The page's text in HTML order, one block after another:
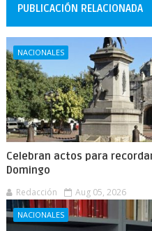
PUBLICACIÓN RELACIONADA
NACIONALES
Celebran actos para
Domingo
Redacción Aug 05, 2026
NACIONALES